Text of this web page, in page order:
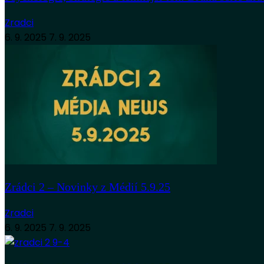
Psychologie, strategie a temnější tón: Druhá série
7. 9. 2025